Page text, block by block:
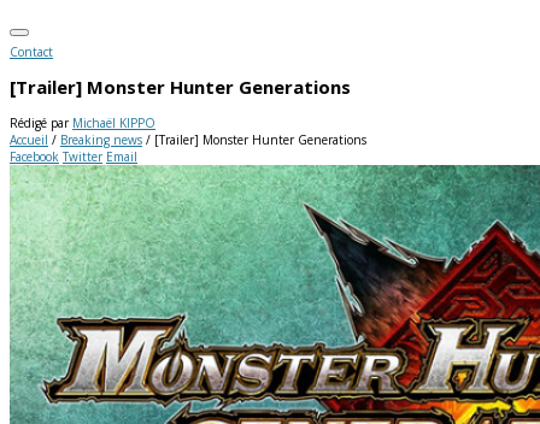
Contact
[Trailer] Monster Hunter Generations
Rédigé par Michaël KIPPO
Accueil / Breaking news / [Trailer] Monster Hunter Generations
Facebook Twitter Email